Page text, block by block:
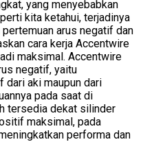
yang menyebabkan
kita ketahui, terjadinya
arus negatif dan
cara kerja Accentwire
maksimal. Accentwire
negatif, yaitu
dari aki maupun dari
pada saat di
tersedia dekat silinder
maksimal, pada
performa dan